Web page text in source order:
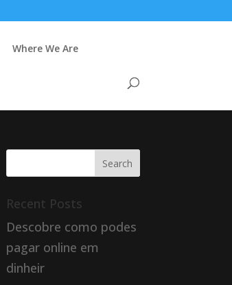
Where We Are
Recent Posts
Descobre como podes
pagar online em
dinheir